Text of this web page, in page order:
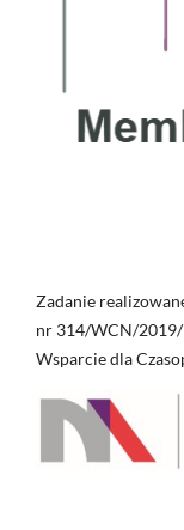
Zadanie
nr 314/WCN/2019/
Wsparcie dla